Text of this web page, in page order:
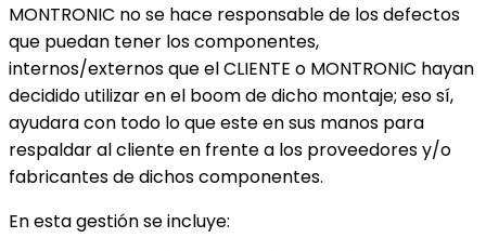
MONTRONIC no se hace responsable de los defectos
que puedan tener los componentes,
internos/externos que el CLIENTE o MONTRONIC hayan
decidido utilizar en el boom de dicho montaje; eso sí,
ayudara con todo lo que este en sus manos para
respaldar al cliente en frente a los proveedores y/o
fabricantes de dichos componentes.
En esta gestión se incluye: